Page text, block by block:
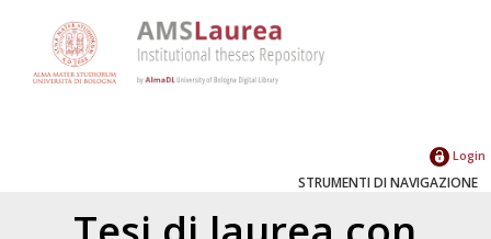
Login
STRUMENTI DI NAVIGAZIONE